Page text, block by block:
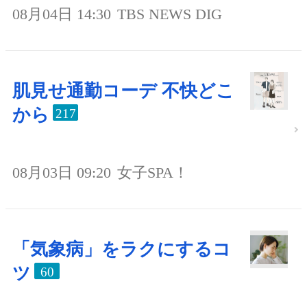
08月04日 14:30 TBS NEWS DIG
肌見せ通勤コーデ 不快どこ
から
217
08月03日 09:20 女子SPA！
「気象病」をラクにするコ
ツ
60